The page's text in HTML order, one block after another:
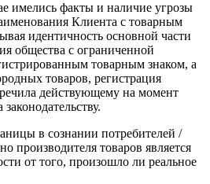
имелись факты и наличие угрозы
Клиента с товарным
идентичность основной части
общества с ограниченной
товарным знаком, а
товаров, регистрация
действующему на момент
в сознании потребителей /
производителя товаров является
от того, произошло ли реальное